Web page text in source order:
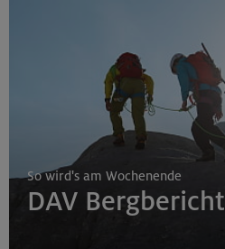
So wird's am Wochenende
DAV Bergbericht